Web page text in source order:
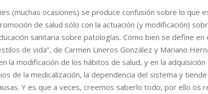
(muchas ocasiones) se produce confusión sobre lo que
de salud sólo con la actuación (y modificación)
sanitaria sobre patologías. Como bien se define en
de vida”, de Carmen Lineros González y Mariano
la modificación de los hábitos de salud, y en la
de la medicalización, la dependencia del sistema y tiende
Y es que a veces, creemos saberlo todo, por ello os